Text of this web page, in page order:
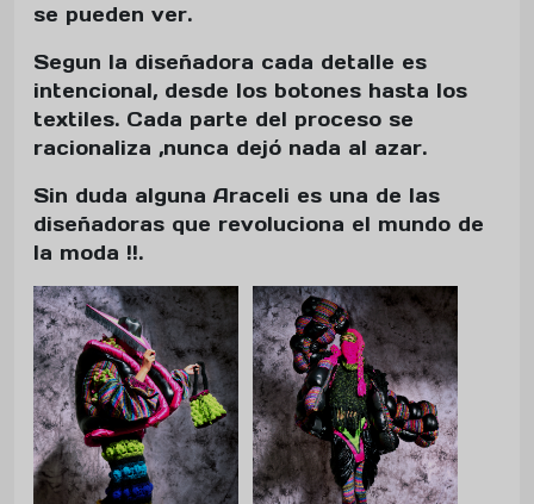
se pueden ver.
Segun la diseñadora cada detalle es
intencional, desde los botones hasta los
textiles. Cada parte del proceso se
racionaliza ,nunca dejó nada al azar.
Sin duda alguna Araceli es una de las
diseñadoras que revoluciona el mundo de
la moda !!.